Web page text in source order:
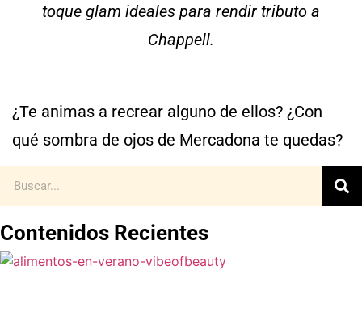
toque glam ideales para rendir tributo a
Chappell.
¿Te animas a recrear alguno de ellos? ¿Con
qué sombra de ojos de Mercadona te quedas?
Contenidos Recientes